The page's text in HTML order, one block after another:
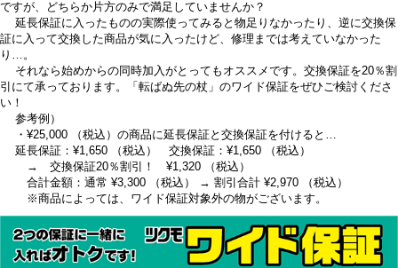
ですが、どちらか片方のみで満足していませんか？
延長保証に入ったものの実際使ってみると物足りなかったり、逆に交換保
証に入って交換した商品が気に入ったけど、修理までは考えていなかった
り…。
それなら始めからの同時加入がとってもオススメです。交換保証を20％割
引にて承っております。「転ばぬ先の杖」のワイド保証をぜひご検討くださ
い！
参考例）
・¥25,000 （税込）の商品に延長保証と交換保証を付けると…
延長保証：¥1,650 （税込） 交換保証：¥1,650 （税込）
→ 交換保証20％割引！ ¥1,320 （税込）
合計金額：通常 ¥3,300 （税込） → 割引合計 ¥2,970 （税込）
※商品によっては、ワイド保証対象外の物がございます。